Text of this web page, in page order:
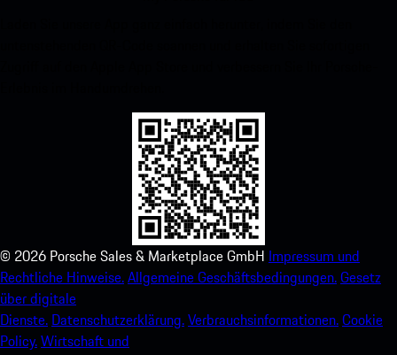
© 2026 Porsche Sales & Marketplace GmbH Impressum und
Rechtliche Hinweise.Allgemeine Geschäftsbedingungen.Gesetz
über digitale
Dienste. Datenschutzerklärung.Verbrauchsinformationen.Cookie
Policy.Wirtschaft und